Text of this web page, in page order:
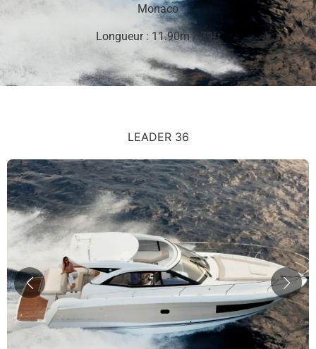
Monaco
Longueur : 11.90m / 39ft
LEADER 36